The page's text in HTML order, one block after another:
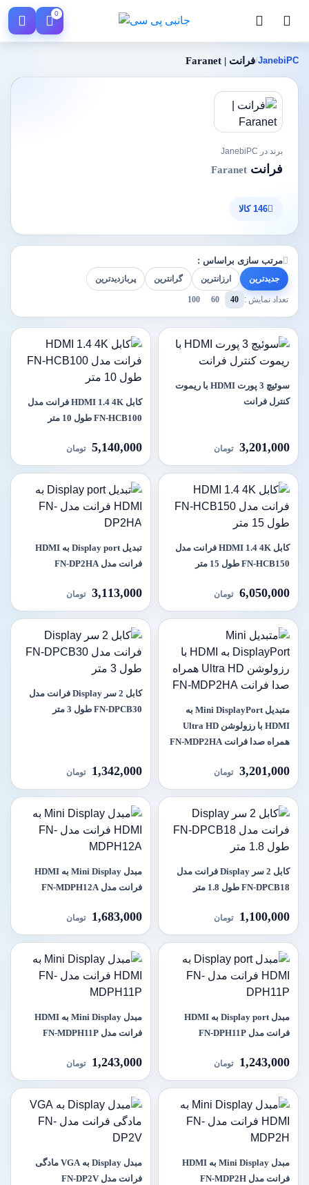
0
JanebiPC
/فرانت | Faranet
برند در JanebiPC
فرانت Faranet
146 کالا
مرتب سازی براساس :
جدیدترین ارزانترین گرانترین پربازدیدترین
تعداد نمایش : 40
60
100
سوئيچ 3 پورت HDMI با ریموت
کنترل فرانت
3,201,000 تومان
کابل HDMI 1.4 4K فرانت مدل
FN-HCB100 طول 10 متر
5,140,000 تومان
کابل HDMI 1.4 4K فرانت مدل
FN-HCB150 طول 15 متر
6,050,000 تومان
تبدیل Display port به HDMI
فرانت مدل FN-DP2HA
3,113,000 تومان
متبدیل Mini DisplayPort به
HDMI با رزولوشن Ultra HD
همراه صدا فرانت FN-MDP2HA
3,201,000 تومان
کابل 2 سر Display فرانت مدل
FN-DPCB30 طول 3 متر
1,342,000 تومان
کابل 2 سر Display فرانت مدل
FN-DPCB18 طول 1.8 متر
1,100,000 تومان
مبدل Mini Display به HDMI
فرانت مدل FN-MDPH12A
1,683,000 تومان
مبدل Display port به HDMI
فرانت مدل FN-DPH11P
1,243,000 تومان
مبدل Mini Display به HDMI
فرانت مدل FN-MDPH11P
1,243,000 تومان
مبدل Mini Display به HDMI
فرانت مدل FN-MDP2H
مبدل Display به VGA مادگی
فرانت مدل FN-DP2V